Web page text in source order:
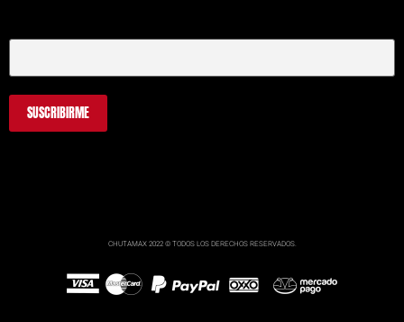
CHUTAMAX 2022 © TODOS LOS DERECHOS RESERVADOS.